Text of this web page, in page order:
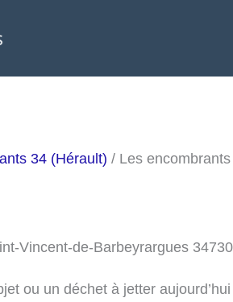
34 (Hérault) / Les
Vincent-de-Barbeyrargues 34730
ou un déchet à jetter